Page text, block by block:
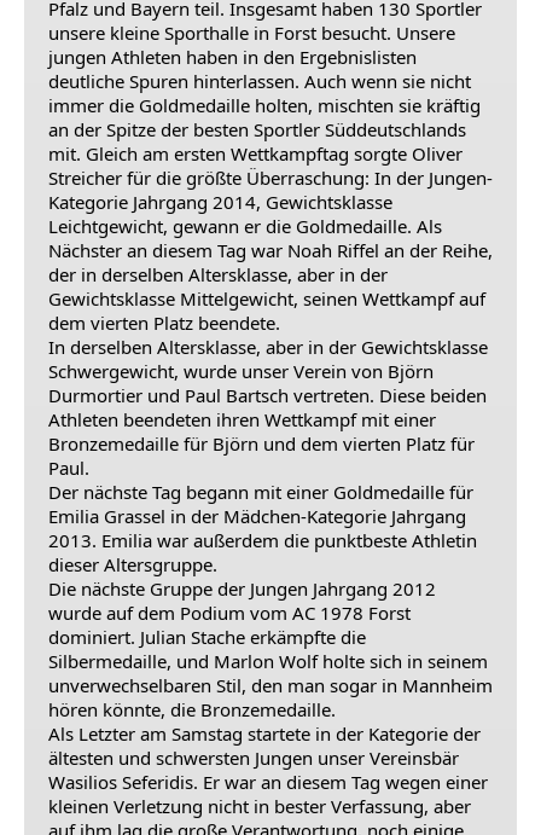
Pfalz und Bayern teil. Insgesamt haben 130 Sportler
unsere kleine Sporthalle in Forst besucht. Unsere
jungen Athleten haben in den Ergebnislisten
deutliche Spuren hinterlassen. Auch wenn sie nicht
immer die Goldmedaille holten, mischten sie kräftig
an der Spitze der besten Sportler Süddeutschlands
mit. Gleich am ersten Wettkampftag sorgte Oliver
Streicher für die größte Überraschung: In der Jungen-
Kategorie Jahrgang 2014, Gewichtsklasse
Leichtgewicht, gewann er die Goldmedaille. Als
Nächster an diesem Tag war Noah Riffel an der Reihe,
der in derselben Altersklasse, aber in der
Gewichtsklasse Mittelgewicht, seinen Wettkampf auf
dem vierten Platz beendete.
In derselben Altersklasse, aber in der Gewichtsklasse
Schwergewicht, wurde unser Verein von Björn
Durmortier und Paul Bartsch vertreten. Diese beiden
Athleten beendeten ihren Wettkampf mit einer
Bronzemedaille für Björn und dem vierten Platz für
Paul.
Der nächste Tag begann mit einer Goldmedaille für
Emilia Grassel in der Mädchen-Kategorie Jahrgang
2013. Emilia war außerdem die punktbeste Athletin
dieser Altersgruppe.
Die nächste Gruppe der Jungen Jahrgang 2012
wurde auf dem Podium vom AC 1978 Forst
dominiert. Julian Stache erkämpfte die
Silbermedaille, und Marlon Wolf holte sich in seinem
unverwechselbaren Stil, den man sogar in Mannheim
hören könnte, die Bronzemedaille.
Als Letzter am Samstag startete in der Kategorie der
ältesten und schwersten Jungen unser Vereinsbär
Wasilios Seferidis. Er war an diesem Tag wegen einer
kleinen Verletzung nicht in bester Verfassung, aber